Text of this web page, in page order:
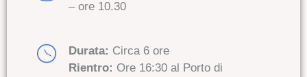
– ore 10.30
Durata: Circa 6 ore
Rientro: Ore 16:30 al Porto di